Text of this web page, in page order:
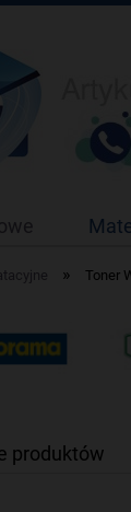
» Toner
produktów